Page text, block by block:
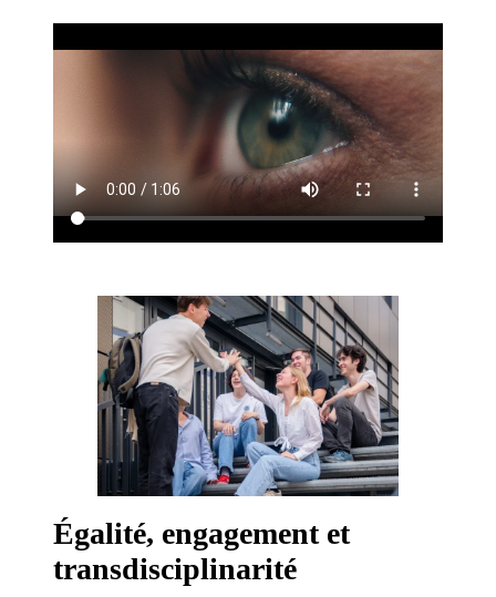
Égalité, engagement et
transdisciplinarité